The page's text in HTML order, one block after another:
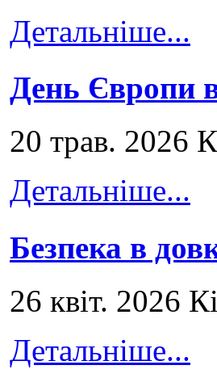
Детальніше...
День Європи
20 трав. 2026
Детальніше...
Безпека в
26 квіт. 2026
Детальніше...